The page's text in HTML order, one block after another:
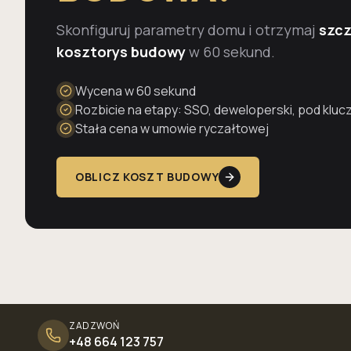
Skonfiguruj parametry domu i otrzymaj
kosztorys budowyw 60 sekund.
Wycena w 60 sekund
Rozbicie na etapy: SSO, deweloperski, pod klucz
Stała cena w umowie ryczałtowej
OBLICZ KOSZT BUDOWY
ZADZWOŃ
+48 664 123 757